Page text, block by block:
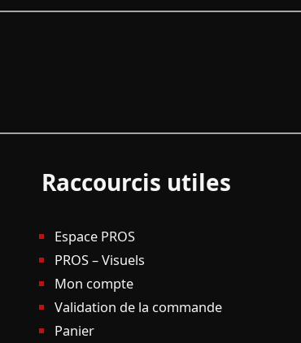
Raccourcis utiles
Espace PROS
PROS – Visuels
Mon compte
Validation de la commande
Panier